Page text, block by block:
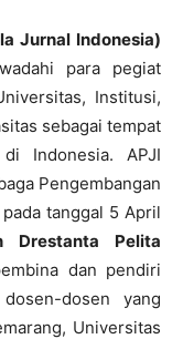
Jurnal Indonesia)
para pegiat
Institusi,
sebagai tempat
Indonesia. APJI
Pengembangan
tanggal 5 April
Drestanta Pelita
dan pendiri
dosen yang
Universitas